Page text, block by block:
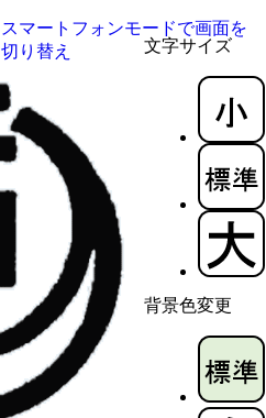
文字サイズ
背景色変更
スマートフォンモードで画面を
切り替え